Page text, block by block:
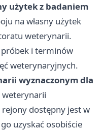
użytek z badaniem
na własny użytek
weterynarii.
próbek i terminów
weterynaryjnych.
wyznaczonym dla
weterynarii
rejony dostępny jest w
uzyskać osobiście